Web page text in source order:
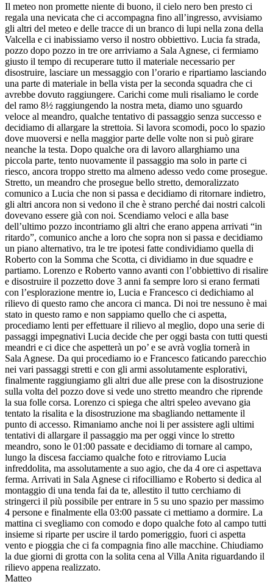
Il meteo non promette niente di buono, il cielo nero ben presto ci
regala una nevicata che ci accompagna fino all’ingresso, avvisiamo
gli altri del meteo e delle tracce di un branco di lupi nella zona della
Valcella e ci inabissiamo verso il nostro obbiettivo. Lucia fa strada,
pozzo dopo pozzo in tre ore arriviamo a Sala Agnese, ci fermiamo
giusto il tempo di recuperare tutto il materiale necessario per
disostruire, lasciare un messaggio con l’orario e ripartiamo lasciando
una parte di materiale in bella vista per la seconda squadra che ci
avrebbe dovuto raggiungere. Carichi come muli risaliamo le corde
del ramo 8½ raggiungendo la nostra meta, diamo uno sguardo
veloce al meandro, qualche tentativo di passaggio senza successo e
decidiamo di allargare la strettoia. Si lavora scomodi, poco lo spazio
dove muoversi e nella maggior parte delle volte non si può girare
neanche la testa. Dopo qualche ora di lavoro allarghiamo una
piccola parte, tento nuovamente il passaggio ma solo in parte ci
riesco, ancora troppo stretto ma almeno adesso vedo come prosegue.
Stretto, un meandro che prosegue bello stretto, demoralizzato
comunico a Lucia che non si passa e decidiamo di ritornare indietro,
gli altri ancora non si vedono il che è strano perché dai nostri calcoli
dovevano essere già con noi. Scendiamo veloci e alla base
dell’ultimo pozzo incontriamo gli altri che erano appena arrivati “in
ritardo”, comunico anche a loro che sopra non si passa e decidiamo
un piano alternativo, tra le tre ipotesi fatte condividiamo quella di
Roberto con la Somma che Scotta, ci dividiamo in due squadre e
partiamo. Lorenzo e Roberto vanno avanti con l’obbiettivo di risalire
e disostruire il pozzetto dove 3 anni fa sempre loro si erano fermati
con l’esplorazione mentre io, Lucia e Francesco ci dedichiamo al
rilievo di questo ramo che ancora ci manca. Di noi tre nessuno è mai
stato in questo ramo e non sappiamo quello che ci aspetta,
procediamo lenti per effettuare il rilievo al meglio, dopo una serie di
passaggi impegnativi Lucia decide che per oggi basta con tutti questi
meandri e ci dice che aspetterà un po’ e se avrà voglia tornerà in
Sala Agnese. Da qui procediamo io e Francesco faticando parecchio
nei vari passaggi stretti e con gli armi assolutamente esplorativi,
finalmente raggiungiamo gli altri due alle prese con la disostruzione
sulla volta del pozzo dove si vede uno stretto meandro che riprende
la sua folle corsa. Lorenzo ci spiega che altri speleo avevano gia
tentato la risalita e la disostruzione ma sbagliando nettamente il
punto di accesso. Rimaniamo anche noi li per assistere agli ultimi
tentativi di allargare il passaggio ma per oggi vince lo stretto
meandro, sono le 01:00 passate e decidiamo di tornare al campo,
lungo la discesa facciamo qualche foto e ritroviamo Lucia
infreddolita, ma assolutamente a suo agio, che da 4 ore ci aspettava
ferma. Arrivati in Sala Agnese ci rifocilliamo e Roberto si dedica al
montaggio di una tenda fai da te, allestito il tutto cerchiamo di
stringerci il più possibile per entrare in 5 su uno spazio per massimo
4 persone e finalmente ella 03:00 passate ci mettiamo a dormire. La
mattina ci svegliamo con comodo e dopo qualche foto al campo tutti
insieme si riparte per uscire il tardo pomeriggio, fuori ci aspetta
vento e pioggia che ci fa compagnia fino alle macchine. Chiudiamo
la due giorni di grotta con la solita cena al Villa Anita riguardando il
rilievo appena realizzato.
Matteo